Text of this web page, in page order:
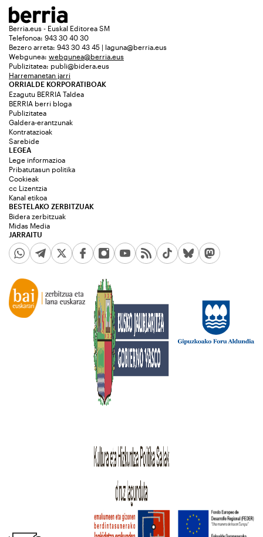
Berria.eus - Euskal Editorea SM
Telefonoa: 943 30 40 30
Bezero arreta: 943 30 43 45 | laguna@berria.eus
Webgunea: webgunea@berria.eus
Publizitatea: publi@bidera.eus
Harremanetan jarri
ORRIALDE KORPORATIBOAK
Ezagutu BERRIA Taldea
BERRIA berri bloga
Publizitatea
Galdera-erantzunak
Kontratazioak
Sarebide
JARRAITU
LEGEA
Lege informazioa
Pribatutasun politika
Cookieak
cc Lizentzia
Kanal etikoa
BESTELAKO ZERBITZUAK
Bidera zerbitzuak
Midas Media